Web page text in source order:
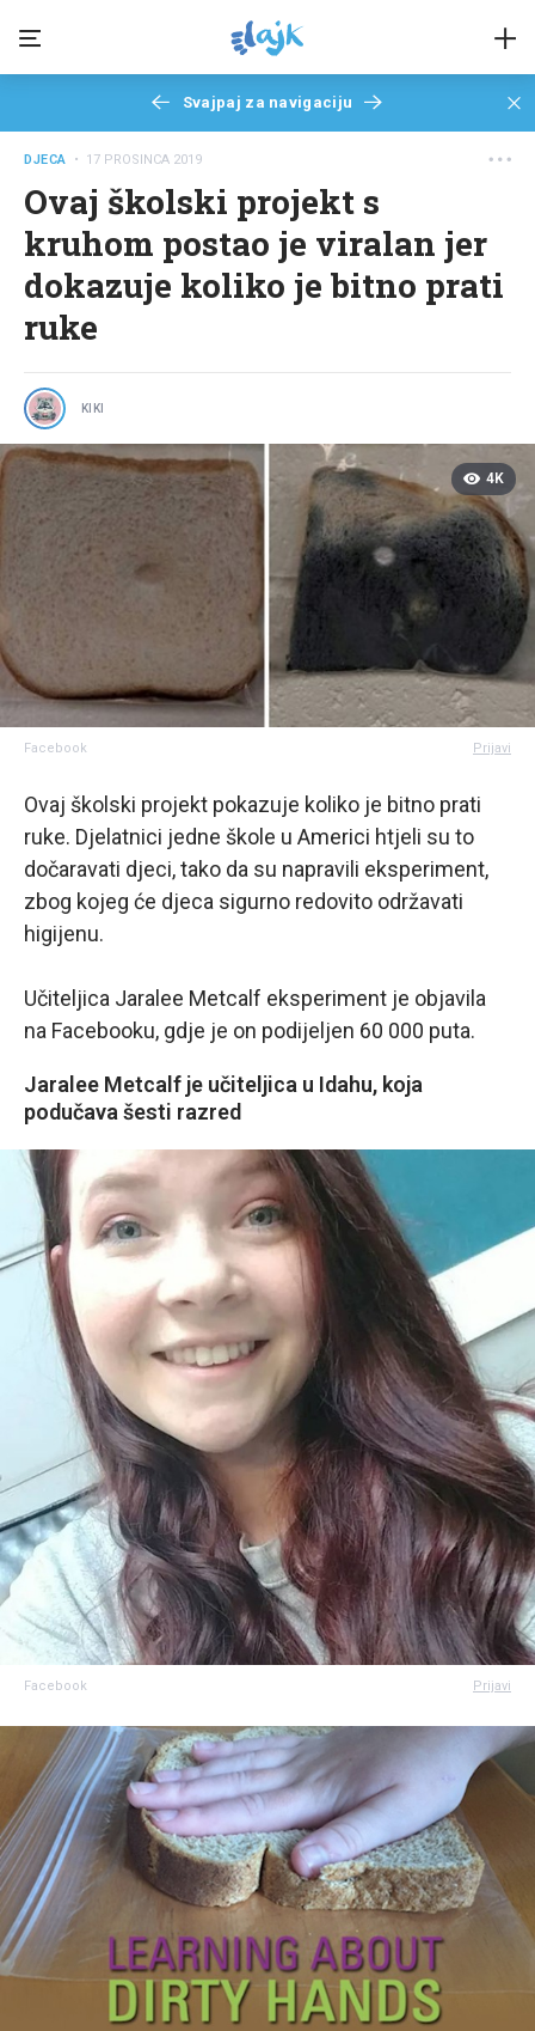
Svajpaj za navigaciju
DJECA • 17 PROSINCA 2019
Ovaj školski projekt s
kruhom postao je viralan jer
dokazuje koliko je bitno prati
ruke
KIKI
4K
Facebook Prijavi
Ovaj školski projekt pokazuje koliko je bitno prati
ruke. Djelatnici jedne škole u Americi htjeli su to
dočaravati djeci, tako da su napravili eksperiment,
zbog kojeg će djeca sigurno redovito održavati
higijenu.
Učiteljica Jaralee Metcalf eksperiment je objavila
na Facebooku, gdje je on podijeljen 60 000 puta.
Jaralee Metcalf je učiteljica u Idahu, koja
podučava šesti razred
Facebook Prijavi